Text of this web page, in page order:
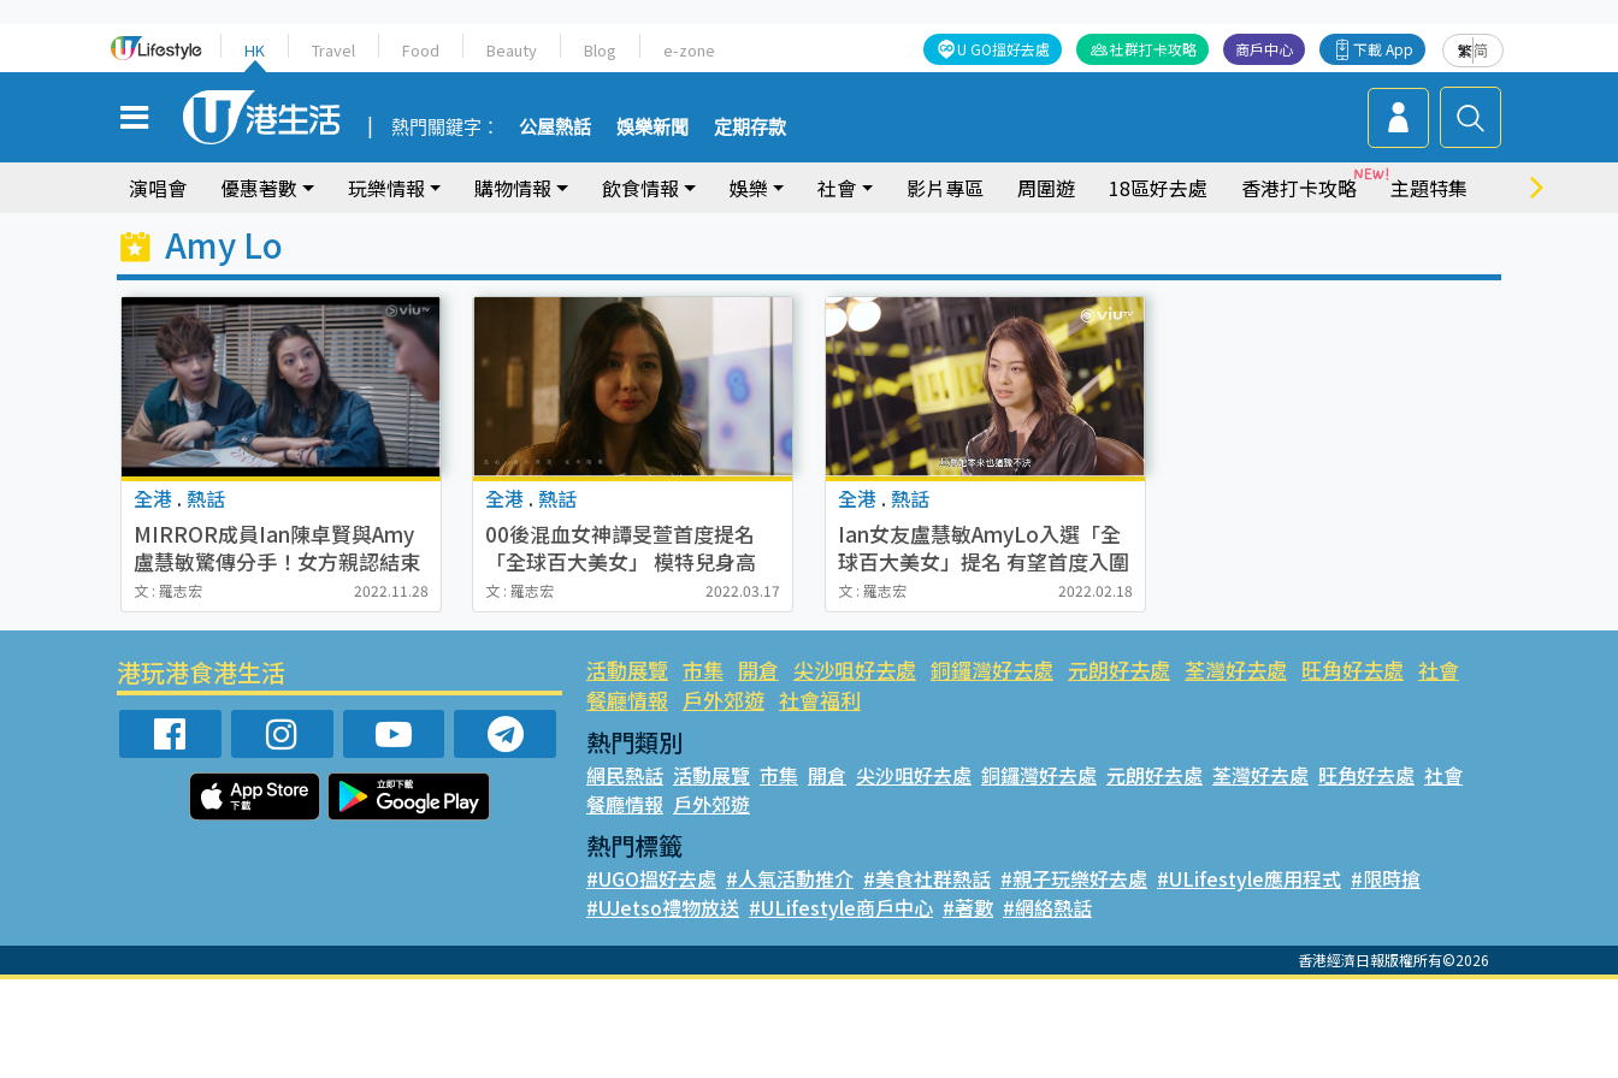
HK Travel Food Beauty Blog e-zone 繁简
下載 App
商戶中心
社群打卡攻略
U GO搵好去處
熱門關鍵字： 公屋熱話 娛樂新聞 定期存款
演唱會 優惠著數 玩樂情報 購物情報 飲食情報 娛樂 社會 影片專區 周圍遊 18區好去處 香港打卡攻略 主題特集 商場情報
Amy Lo
全港 . 熱話
MIRROR成員Ian陳卓賢與Amy
盧慧敏驚傳分手！女方親認結束
兩年情轉為朋友關係
文 : 羅志宏 2022.11.28
全港 .熱話
00後混血女神​​譚旻萱首度提名
「全球百大美女」 模特兒身高
177cm曾獲封為「港版朴敏英」
文 : 羅志宏 2022.03.17
全港 . 熱話
Ian女友盧慧敏AmyLo入選「全
球百大美女」提名 有望首度入圍
代表香港撼女團BLACKPINK、
TWICE
文 : 羅志宏 2022.02.18
港玩港食港生活 活動展覽 市集 開倉 尖沙咀好去處 銅鑼灣好去處 元朗好去處 荃灣好去處 旺角好去處 社會
餐廳情報 戶外郊遊 社會福利
熱門類別
網民熱話 活動展覽 市集 開倉 尖沙咀好去處 銅鑼灣好去處 元朗好去處 荃灣好去處 旺角好去處 社會
餐廳情報 戶外郊遊
熱門標籤
#UGO搵好去處 #人氣活動推介 #美食社群熱話 #親子玩樂好去處 #ULifestyle應用程式 #限時搶
#UJetso禮物放送 #ULifestyle商戶中心 #著數 #網絡熱話
香港經濟日報版權所有©2026